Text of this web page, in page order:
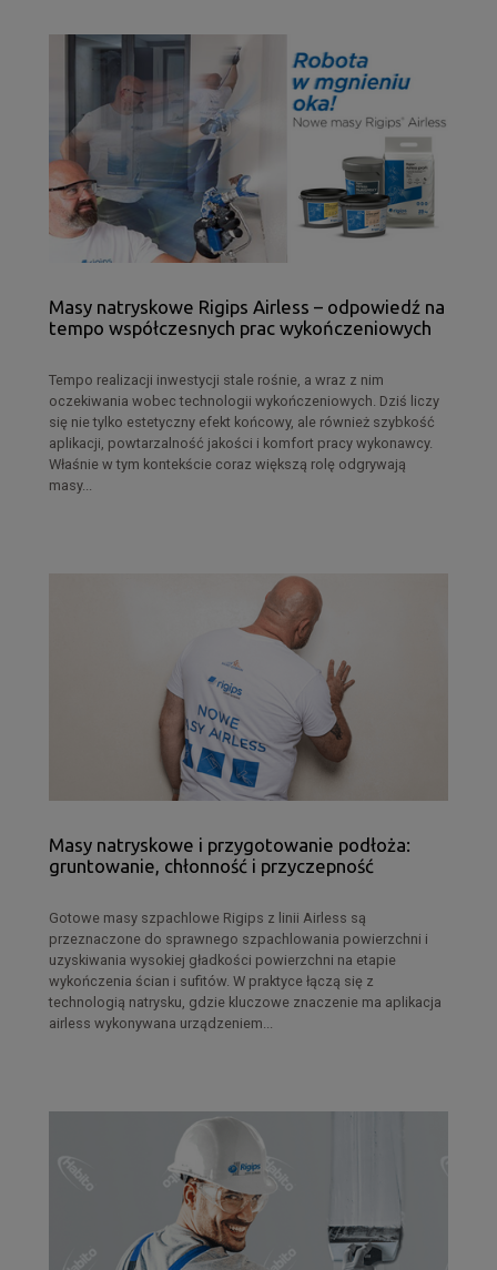
Masy natryskowe Rigips Airless – odpowiedź na
tempo współczesnych prac wykończeniowych
Tempo realizacji inwestycji stale rośnie, a wraz z nim
oczekiwania wobec technologii wykończeniowych. Dziś liczy
się nie tylko estetyczny efekt końcowy, ale również szybkość
aplikacji, powtarzalność jakości i komfort pracy wykonawcy.
Właśnie w tym kontekście coraz większą rolę odgrywają
masy...
Masy natryskowe i przygotowanie podłoża:
gruntowanie, chłonność i przyczepność
Gotowe masy szpachlowe Rigips z linii Airless są
przeznaczone do sprawnego szpachlowania powierzchni i
uzyskiwania wysokiej gładkości powierzchni na etapie
wykończenia ścian i sufitów. W praktyce łączą się z
technologią natrysku, gdzie kluczowe znaczenie ma aplikacja
airless wykonywana urządzeniem...